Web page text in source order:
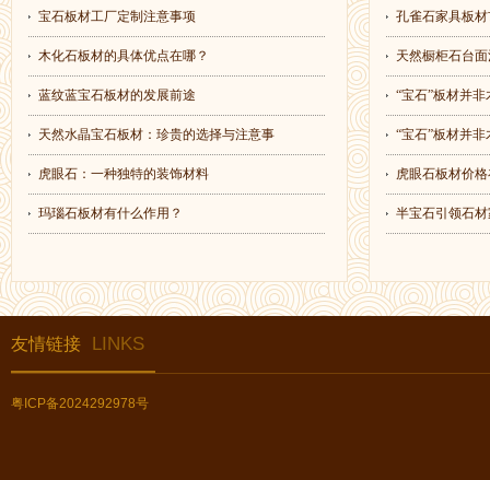
宝石板材工厂定制注意事项
木化石板材的具体优点在哪？
蓝纹蓝宝石板材的发展前途
天然水晶宝石板材：珍贵的选择与注意事
虎眼石：一种独特的装饰材料
玛瑙石板材有什么作用？
孔雀石家具板
天然橱柜石台
“宝石”板材并非
“宝石”板材并非
虎眼石板材价
半宝石引领石
友情链接 LINKS
粤ICP备2024292978号